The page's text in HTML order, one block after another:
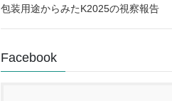
包装用途からみたK2025の視察報告
Facebook